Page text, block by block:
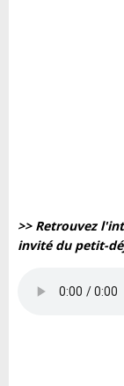
>> Retrouvez
invité du petit-